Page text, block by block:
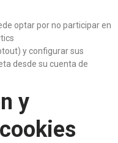
optar por no participar en
y configurar sus
desde su cuenta de
y